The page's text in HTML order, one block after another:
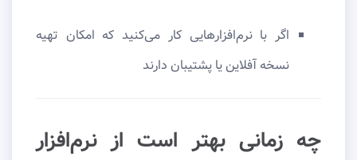
اگر با نرم‌افزارهایی کار می‌کنید که امکان تهیه
نسخه آفلاین یا پشتیبان دارند
چه زمانی بهتر است از نرم‌افزار